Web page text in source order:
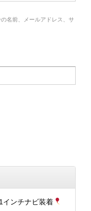
名前、メールアドレス、サ
インチナビ装着